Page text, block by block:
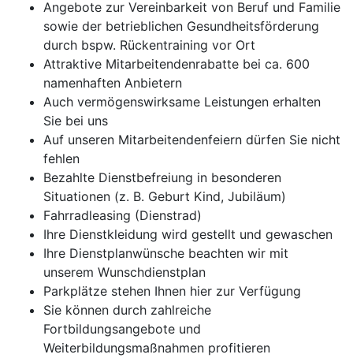
Angebote zur Vereinbarkeit von Beruf und Familie
sowie der betrieblichen Gesundheitsförderung
durch bspw. Rückentraining vor Ort
Attraktive Mitarbeitendenrabatte bei ca. 600
namenhaften Anbietern
Auch vermögenswirksame Leistungen erhalten
Sie bei uns
Auf unseren Mitarbeitendenfeiern dürfen Sie nicht
fehlen
Bezahlte Dienstbefreiung in besonderen
Situationen (z. B. Geburt Kind, Jubiläum)
Fahrradleasing (Dienstrad)
Ihre Dienstkleidung wird gestellt und gewaschen
Ihre Dienstplanwünsche beachten wir mit
unserem Wunschdienstplan
Parkplätze stehen Ihnen hier zur Verfügung
Sie können durch zahlreiche
Fortbildungsangebote und
Weiterbildungsmaßnahmen profitieren